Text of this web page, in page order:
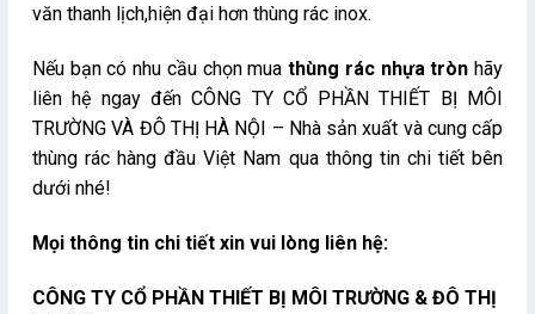
văn thanh lịch,hiện đại hơn thùng rác inox.
Nếu bạn có nhu cầu chọn muathùng rác nhựa trònhãy
liên hệ ngay đến CÔNG TY CỔ PHẦN THIẾT BỊ MÔI
TRƯỜNG VÀ ĐÔ THỊ HÀ NỘI – Nhà sản xuất và cung cấp
thùng rác hàng đầu Việt Nam qua thông tin chi tiết bên
dưới nhé!
Mọi thông tin chi tiết xin vui lòng liên hệ:
CÔNG TY CỔ PHẦN THIẾT BỊ MÔI TRƯỜNG & ĐÔ THỊ